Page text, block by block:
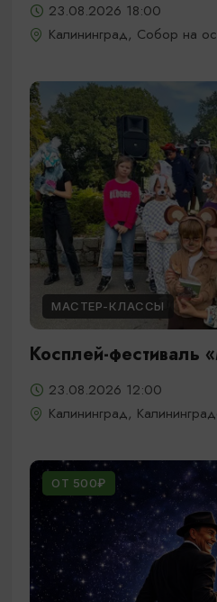
23.08.2026 18:00
Калининград, Собор на
МАСТЕР-КЛАССЫ
Косплей-фестиваль
23.08.2026 12:00
Калининград,
ОТ 500₽